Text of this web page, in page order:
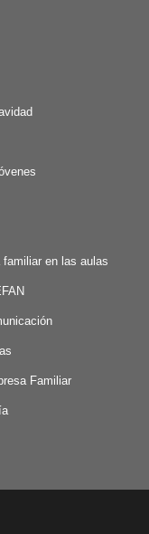
familiar en las aulas
Familiar